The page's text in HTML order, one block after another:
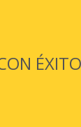
ÉXITO